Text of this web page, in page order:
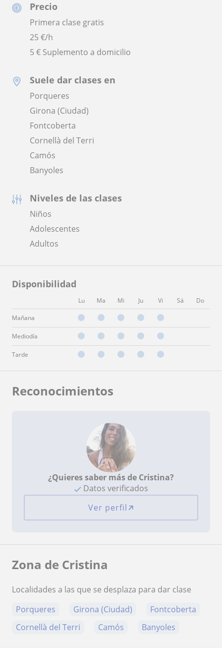
Precio
Primera clase gratis
25€/h
5 € Suplemento a domicilio
Suele dar clases en
Porqueres
Girona (Ciudad)
Fontcoberta
Cornellà del Terri
Camós
Banyoles
Niveles de las clases
Niños
Adolescentes
Adultos
Disponibilidad
Lu Ma Mi Ju Vi Sá Do
Mañana
Mediodía
Tarde
Reconocimientos
¿Quieres saber más de Cristina?
Datos verificados
Ver perfil
Zona de Cristina
Localidades a las que se desplaza para dar clase
Porqueres
Girona (Ciudad)
Fontcoberta
Cornellà del Terri
Camós Banyoles